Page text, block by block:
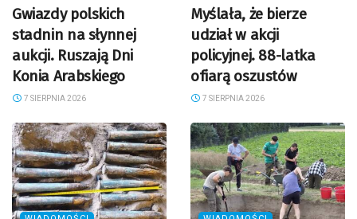
Gwiazdy polskich
stadnin na słynnej
aukcji. Ruszają Dni
Konia Arabskiego
7 SIERPNIA 2026
Myślała, że bierze
udział w akcji
policyjnej. 88-latka
ofiarą oszustów
7 SIERPNIA 2026